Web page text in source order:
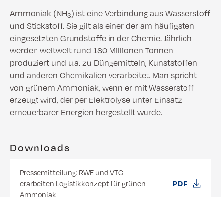
Ammoniak (NH3) ist eine Verbindung aus Wasserstoff
und Stickstoff. Sie gilt als einer der am häufigsten
eingesetzten Grundstoffe in der Chemie. Jährlich
werden weltweit rund 180 Millionen Tonnen
produziert und u.a. zu Düngemitteln, Kunststoffen
und anderen Chemikalien verarbeitet. Man spricht
von grünem Ammoniak, wenn er mit Wasserstoff
erzeugt wird, der per Elektrolyse unter Einsatz
erneuerbarer Energien hergestellt wurde.
Downloads
Pressemitteilung: RWE und VTG
erarbeiten Logistikkonzept für grünen
Ammoniak
PDF